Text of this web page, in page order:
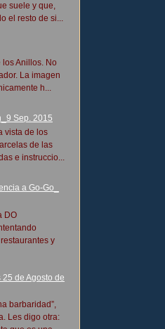
suele y que,
el resto de si...
Anillos. No
La imagen
h...
Sep. 2015
vista de los
de las
e instruccio...
a Go-Go_
DO
y
de Agosto de
barbaridad”,
Les digo otra: